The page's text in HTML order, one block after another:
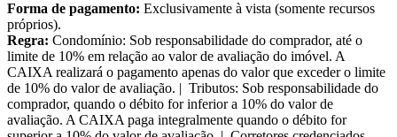
Forma de pagamento: Exclusivamente à vista (somente recursos
próprios).
Regra: Condomínio: Sob responsabilidade do comprador, até o
limite de 10% em relação ao valor de avaliação do imóvel. A
CAIXA realizará o pagamento apenas do valor que exceder o limite
de 10% do valor de avaliação. | Tributos: Sob responsabilidade do
comprador, quando o débito for inferior a 10% do valor de
avaliação. A CAIXA paga integralmente quando o débito for